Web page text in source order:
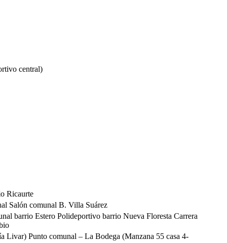
central)
Ricaurte
Salón comunal B. Villa Suárez
barrio Estero Polideportivo barrio Nueva Floresta Carrera
Livar) Punto comunal – La Bodega (Manzana 55 casa 4-